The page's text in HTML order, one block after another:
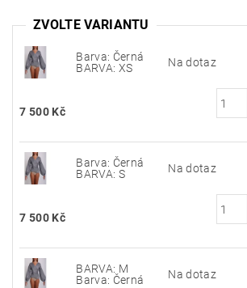
ZVOLTE VARIANTU
Barva: Černá
BARVA: XS
Na dotaz
7 500 Kč
Barva: Černá
BARVA: S
Na dotaz
7 500 Kč
BARVA: M
Barva: Černá
Na dotaz